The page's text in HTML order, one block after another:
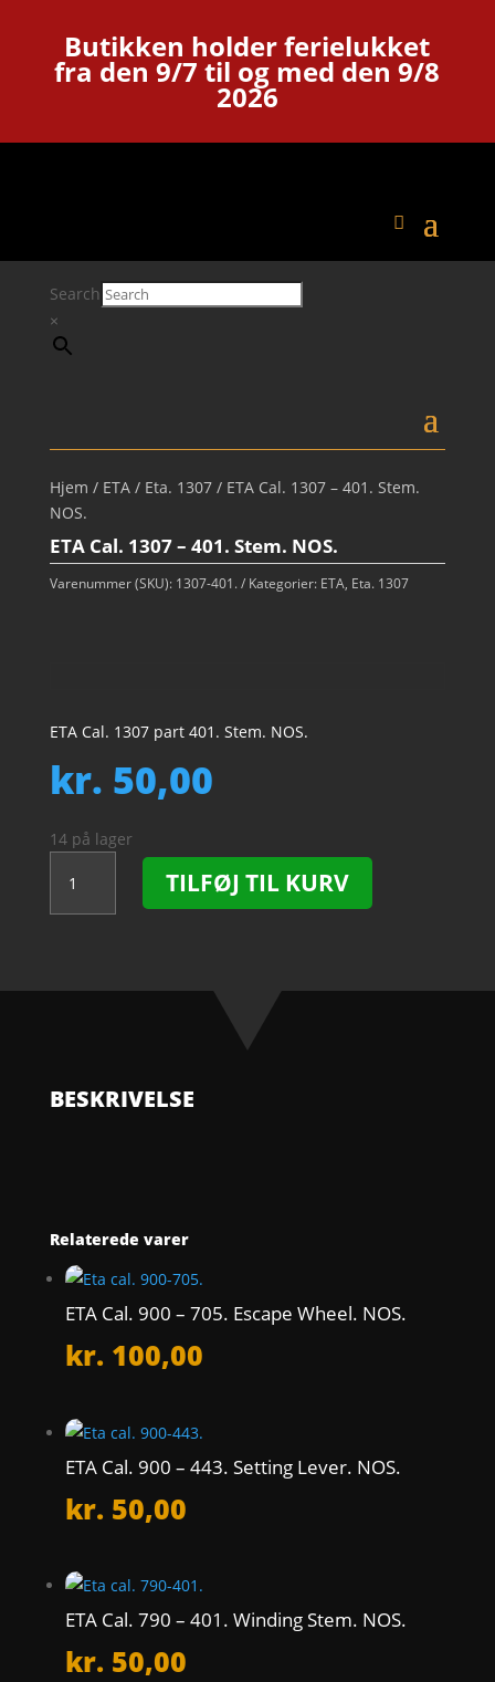
Butikken holder ferielukket
fra den 9/7 til og med den 9/8
2026
Search
×
Hjem / ETA/ Eta. 1307/ ETA Cal. 1307 – 401. Stem.
NOS.
ETA Cal. 1307 – 401. Stem. NOS.
Varenummer (SKU): 1307-401. Kategorier: ETA, Eta. 1307
ETA Cal. 1307 part 401. Stem. NOS.
kr. 50,00
14 på lager
Cal.
1307
Stem.
TILFØJ TIL KURV
BESKRIVELSE
Relaterede varer
ETA Cal. 900 – 705. Escape Wheel. NOS.
kr. 100,00
ETA Cal. 900 – 443. Setting Lever. NOS.
kr. 50,00
ETA Cal. 790 – 401. Winding Stem. NOS.
kr. 50,00